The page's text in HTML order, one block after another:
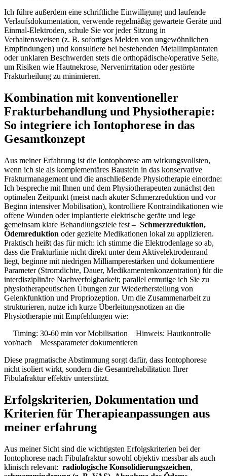
Ich⁢ führe außerdem⁣ eine schriftliche Einwilligung ⁢und laufende
Verlaufsdokumentation, verwende regelmäßig gewartete Geräte⁢ und
Einmal‑Elektroden, schule⁣ Sie ⁤vor jeder Sitzung‍ in
Verhaltensweisen (z. B. sofortiges Melden von ungewöhnlichen⁤
Empfindungen) und konsultiere ⁤bei ⁢bestehenden Metallimplantaten
oder unklaren Beschwerden stets die orthopädische/operative Seite,
um ​Risiken wie Hautnekrose, Nervenirritation oder gestörte
Frakturheilung zu‌ minimieren.
Kombination mit konventioneller
Frakturbehandlung und Physiotherapie:⁤
So⁤ integriere ich Iontophorese⁤ in ⁤das
Gesamtkonzept
Aus ⁤meiner Erfahrung ist ⁤die Iontophorese ⁤am wirkungsvollsten,
wenn ich sie als komplementäres Baustein in das konservative
Frakturmanagement und die anschließende Physiotherapie ⁣einordne:
Ich bespreche ⁢mit Ihnen und dem Physiotherapeuten ‍zunächst den
optimalen ‌Zeitpunkt (meist nach akuter⁢ Schmerzreduktion und⁤ vor
Beginn intensiver Mobilisation), kontrolliere Kontraindikationen wie
offene Wunden⁤ oder implantierte elektrische‍ geräte⁣ und ⁤lege
gemeinsam klare Behandlungsziele fest – ‍ Schmerzreduktion,
‍Ödemreduktion oder gezielte Medikationen lokal zu⁣ applizieren.
Praktisch heißt das für mich: ich⁤ stimme die Elektrodenlage ​so ab,
dass die Frakturlinie nicht direkt unter dem Aktivelektrodenrand
liegt, ⁣beginne mit niedrigen Milliamperestärken und dokumentiere
Parameter (Stromdichte, Dauer, Medikamentenkonzentration) für ⁣die
interdisziplinäre Nachverfolgbarkeit; parallel ermutige ich Sie zu
physiotherapeutischen ​Übungen ⁣zur Wiederherstellung von
Gelenkfunktion und Propriozeption. Um die‌ Zusammenarbeit zu
strukturieren, nutze ich kurze ​Überleitungsnotizen ​an die
Physiotherapie‍ mit Empfehlungen ​wie:
Timing: 30-60 min vor Mobilisation
Hinweis: Hautkontrolle
vor/nach
Messparameter dokumentieren
Diese pragmatische Abstimmung sorgt dafür, dass​ Iontophorese
nicht isoliert wirkt, sondern die Gesamtrehabilitation Ihrer
Fibulafraktur effektiv unterstützt.
Erfolgskriterien, ‍Dokumentation und
Kriterien für ​Therapieanpassungen aus
meiner erfahrung
Aus ‌meiner Sicht sind die wichtigsten Erfolgskriterien ⁢bei der
Iontophorese nach Fibulafraktur sowohl objektiv​ messbar ⁤als auch
⁣klinisch relevant: ​ radiologische Konsolidierungszeichen,